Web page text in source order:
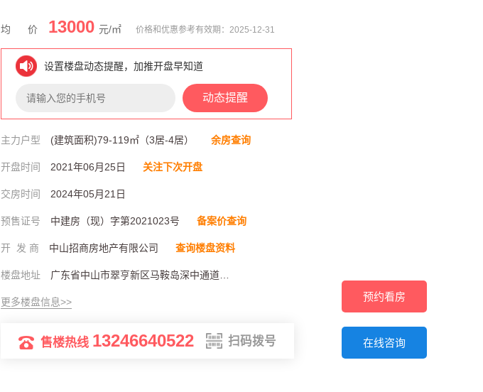
交通图
均 价 13000 元/㎡ 价格和优惠参考有效期：2025-12-31
设置楼盘动态提醒，加推开盘早知道
动态提醒
主力户型 (建筑面积)79-119㎡（3居-4居） 余房查询
开盘时间 2021年06月25日 关注下次开盘
交房时间 2024年05月21日
预售证号 中建房（现）字第2021023号 备案价查询
开 发 商 中山招商房地产有限公司 查询楼盘资料
楼盘地址
更多楼盘信息>>
售楼热线 13246640522 扫码拨号
预约看房
在线咨询